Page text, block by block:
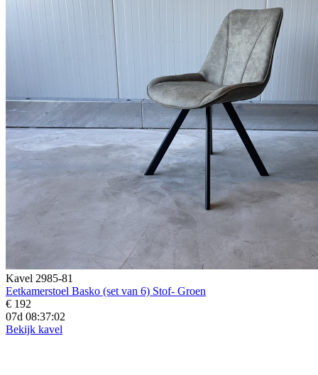
Kavel 2985-81
Eetkamerstoel Basko (set van 6) Stof- Groen
€ 192
07d 08:37:01
Bekijk kavel